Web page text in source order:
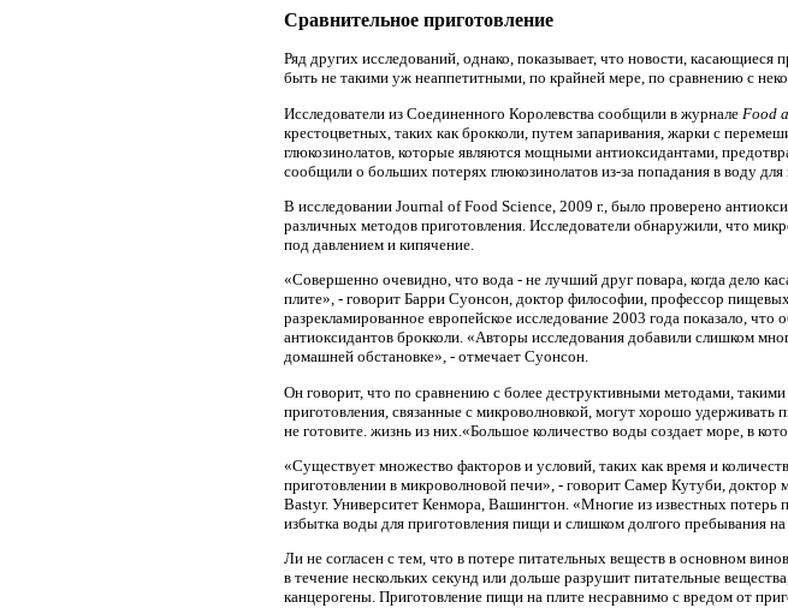
Сравнительное приготовление
Ряд других исследований, однако, показывает, что новости,
быть не такими уж неаппетитными, по крайней мере, по сравнению с
Исследователи из Соединенного Королевства сообщили в журнале Food
крестоцветных, таких как брокколи, путем запаривания, жарки с
глюкозинолатов, которые являются мощными антиоксидантами,
сообщили о больших потерях глюкозинолатов из-за попадания в воду
В исследовании Journal of Food Science, 2009 г., было проверено
различных методов приготовления. Исследователи обнаружили, что
под давлением и кипячение.
«Совершенно очевидно, что вода - не лучший друг повара, когда дело
плите», - говорит Барри Суонсон, доктор философии, профессор
разрекламированное европейское исследование 2003 года показало,
антиоксидантов брокколи. «Авторы исследования добавили слишком
домашней обстановке», - отмечает Суонсон.
Он говорит, что по сравнению с более деструктивными методами,
приготовления, связанные с микроволновкой, могут хорошо
не готовите. жизнь из них.«Большое количество воды создает море, в
«Существует множество факторов и условий, таких как время и
приготовлении в микроволновой печи», - говорит Самер Кутуби,
Bastyr. Университет Кенмора, Вашингтон. «Многие из известных потерь
избытка воды для приготовления пищи и слишком долгого пребывания
Ли не согласен с тем, что в потере питательных веществ в основном
в течение нескольких секунд или дольше разрушит питательные
канцерогены. Приготовление пищи на плите несравнимо с вредом от